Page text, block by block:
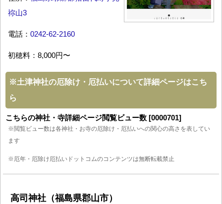
祢山3
電話： 0242-62-2160
初穂料：8,000円〜
※土津神社の厄除け・厄払いについて詳細ページはこち
ら
こちらの神社・寺詳細ページ閲覧ビュー数 [0000701]
※閲覧ビュー数は各神社・お寺の厄除け・厄払いへの関心の高さを表してい
ます
※厄年・厄除け厄払いドットコムのコンテンツは無断転載禁止
高司神社（福島県郡山市）